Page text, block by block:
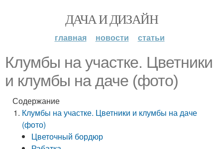
ДАЧА И ДИЗАЙН
главная новости статьи
Клумбы на участке. Цветники
и клумбы на даче (фото)
Содержание
Клумбы на участке. Цветники и клумбы на даче
(фото)
Цветочный бордюр